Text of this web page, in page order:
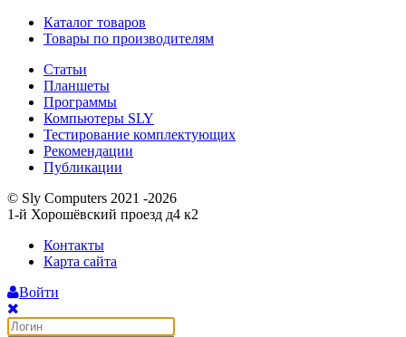
Каталог товаров
Товары по производителям
Статьи
Планшеты
Программы
Компьютеры SLY
Тестирование комплектующих
Рекомендации
Публикации
© Sly Computers 2021 -2026
1-й Хорошёвский проезд д4 к2
Контакты
Карта сайта
Войти